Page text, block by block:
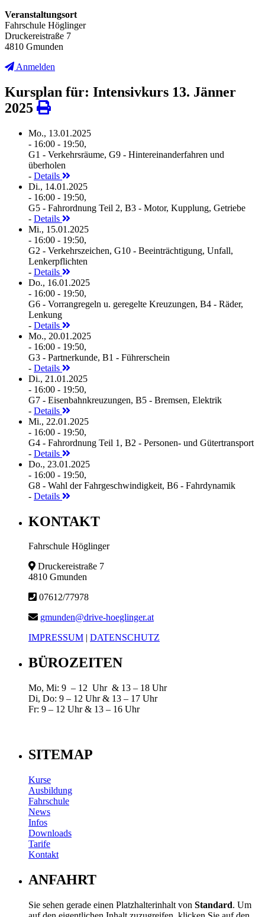
Veranstaltungsort
Fahrschule Höglinger
Druckereistraße 7
4810 Gmunden
Anmelden
Kursplan für: Intensivkurs 13. Jänner
2025
Mo., 13.01.2025
- 16:00 - 19:50,
G1 - Verkehrsräume, G9 - Hintereinanderfahren und
überholen
- Details
Di., 14.01.2025
- 16:00 - 19:50,
G5 - Fahrordnung Teil 2, B3 - Motor, Kupplung, Getriebe
- Details
Mi., 15.01.2025
- 16:00 - 19:50,
G2 - Verkehrszeichen, G10 - Beeinträchtigung, Unfall,
Lenkerpflichten
- Details
Do., 16.01.2025
- 16:00 - 19:50,
G6 - Vorrangregeln u. geregelte Kreuzungen, B4 - Räder,
Lenkung
- Details
Mo., 20.01.2025
- 16:00 - 19:50,
G3 - Partnerkunde, B1 - Führerschein
- Details
Di., 21.01.2025
- 16:00 - 19:50,
G7 - Eisenbahnkreuzungen, B5 - Bremsen, Elektrik
- Details
Mi., 22.01.2025
- 16:00 - 19:50,
G4 - Fahrordnung Teil 1, B2 - Personen- und Gütertransport
- Details
Do., 23.01.2025
- 16:00 - 19:50,
G8 - Wahl der Fahrgeschwindigkeit, B6 - Fahrdynamik
- Details
KONTAKT
Fahrschule Höglinger
Druckereistraße 7
4810 Gmunden
07612/77978
gmunden@drive-hoeglinger.at
IMPRESSUM | DATENSCHUTZ
BÜROZEITEN
Mo, Mi: 9 – 12 Uhr & 13 – 18 Uhr
Di, Do: 9 – 12 Uhr & 13 – 17 Uhr
Fr: 9 – 12 Uhr & 13 – 16 Uhr
SITEMAP
Kurse
Ausbildung
Fahrschule
News
Infos
Downloads
Tarife
Kontakt
ANFAHRT
Sie sehen gerade einen Platzhalterinhalt von Standard. Um